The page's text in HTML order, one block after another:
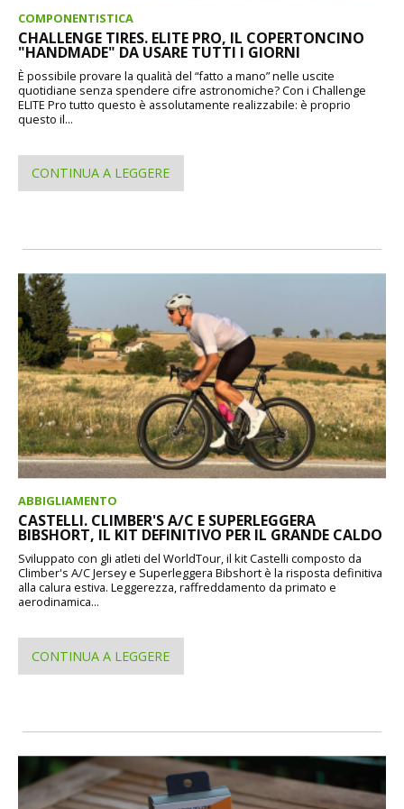
COMPONENTISTICA
CHALLENGE TIRES. ELITE PRO, IL COPERTONCINO
"HANDMADE" DA USARE TUTTI I GIORNI
È possibile provare la qualità del “fatto a mano” nelle uscite
quotidiane senza spendere cifre astronomiche? Con i Challenge
ELITE Pro tutto questo è assolutamente realizzabile: è proprio
questo il...
CONTINUA A LEGGERE
ABBIGLIAMENTO
CASTELLI. CLIMBER'S A/C E SUPERLEGGERA
BIBSHORT, IL KIT DEFINITIVO PER IL GRANDE CALDO
Sviluppato con gli atleti del WorldTour, il kit Castelli composto da
Climber's A/C Jersey e Superleggera Bibshort è la risposta definitiva
alla calura estiva. Leggerezza, raffreddamento da primato e
aerodinamica...
CONTINUA A LEGGERE